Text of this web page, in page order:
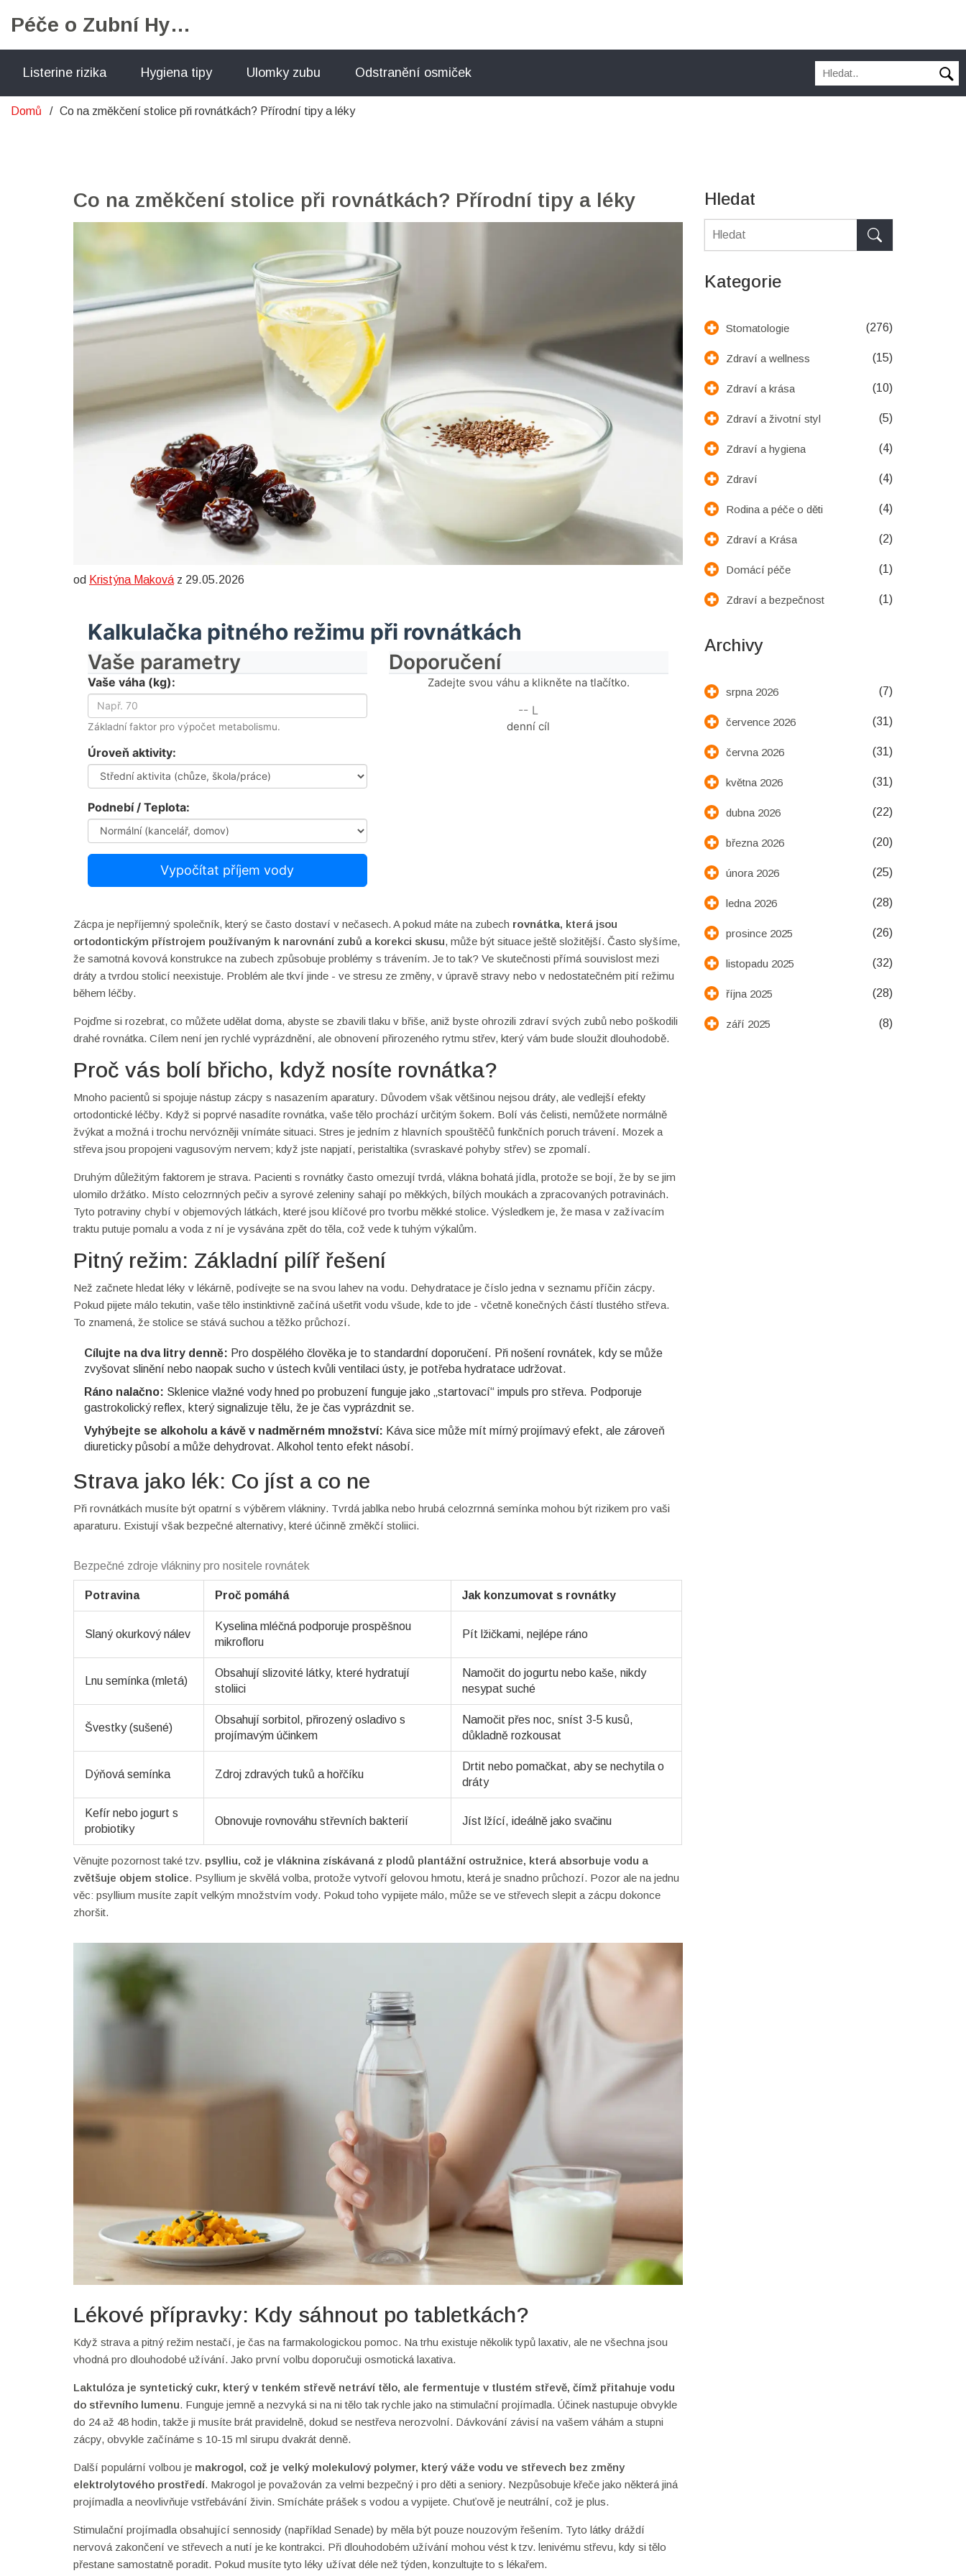
Péče o Zubní Hygienu
Listerine rizika Hygiena tipy Ulomky zubu Odstranění osmiček
Domů Co na změkčení stolice při rovnátkách? Přírodní tipy a léky
Co na změkčení stolice při rovnátkách? Přírodní tipy a léky
od Kristýna Maková z 29.05.2026
Kalkulačka pitného režimu při rovnátkách
Vaše parametry
Vaše váha (kg):
Základní faktor pro výpočet metabolismu.
Úroveň aktivity:
Podnebí / Teplota:
Vypočítat příjem vody
Doporučení
Zadejte svou váhu a klikněte na tlačítko.
-- L
denní cíl
Zácpa je nepříjemný společník, který se často dostaví v nečasech. A pokud máte na zubech rovnátka, která jsou
ortodontickým přístrojem používaným k narovnání zubů a korekci skusu, může být situace ještě složitější. Často slyšíme,
že samotná kovová konstrukce na zubech způsobuje problémy s trávením. Je to tak? Ve skutečnosti přímá souvislost mezi
dráty a tvrdou stolicí neexistuje. Problém ale tkví jinde - ve stresu ze změny, v úpravě stravy nebo v nedostatečném pití režimu
během léčby.
Pojďme si rozebrat, co můžete udělat doma, abyste se zbavili tlaku v břiše, aniž byste ohrozili zdraví svých zubů nebo poškodili
drahé rovnátka. Cílem není jen rychlé vyprázdnění, ale obnovení přirozeného rytmu střev, který vám bude sloužit dlouhodobě.
Proč vás bolí břicho, když nosíte rovnátka?
Mnoho pacientů si spojuje nástup zácpy s nasazením aparatury. Důvodem však většinou nejsou dráty, ale vedlejší efekty
ortodontické léčby. Když si poprvé nasadíte rovnátka, vaše tělo prochází určitým šokem. Bolí vás čelisti, nemůžete normálně
žvýkat a možná i trochu nervózněji vnímáte situaci. Stres je jedním z hlavních spouštěčů funkčních poruch trávení. Mozek a
střeva jsou propojeni vagusovým nervem; když jste napjatí, peristaltika (svraskavé pohyby střev) se zpomalí.
Druhým důležitým faktorem je strava. Pacienti s rovnátky často omezují tvrdá, vlákna bohatá jídla, protože se bojí, že by se jim
ulomilo držátko. Místo celozrnných pečiv a syrové zeleniny sahají po měkkých, bílých moukách a zpracovaných potravinách.
Tyto potraviny chybí v objemových látkách, které jsou klíčové pro tvorbu měkké stolice. Výsledkem je, že masa v zažívacím
traktu putuje pomalu a voda z ní je vysávána zpět do těla, což vede k tuhým výkalům.
Pitný režim: Základní pilíř řešení
Než začnete hledat léky v lékárně, podívejte se na svou lahev na vodu. Dehydratace je číslo jedna v seznamu příčin zácpy.
Pokud pijete málo tekutin, vaše tělo instinktivně začíná ušetřit vodu všude, kde to jde - včetně konečných částí tlustého střeva.
To znamená, že stolice se stává suchou a těžko průchozí.
Cílujte na dva litry denně: Pro dospělého člověka je to standardní doporučení. Při nošení rovnátek, kdy se může
zvyšovat slinění nebo naopak sucho v ústech kvůli ventilaci ústy, je potřeba hydratace udržovat.
Ráno nalačno: Sklenice vlažné vody hned po probuzení funguje jako „startovací“ impuls pro střeva. Podporuje
gastrokolický reflex, který signalizuje tělu, že je čas vyprázdnit se.
Vyhýbejte se alkoholu a kávě v nadměrném množství: Káva sice může mít mírný projímavý efekt, ale zároveň
diureticky působí a může dehydrovat. Alkohol tento efekt násobí.
Strava jako lék: Co jíst a co ne
Při rovnátkách musíte být opatrní s výběrem vlákniny. Tvrdá jablka nebo hrubá celozrnná semínka mohou být rizikem pro vaši
aparaturu. Existují však bezpečné alternativy, které účinně změkčí stoliici.
Bezpečné zdroje vlákniny pro nositele rovnátek
Potravina Proč pomáhá Jak konzumovat s rovnátky
Slaný okurkový nálev
Kyselina mléčná podporuje prospěšnou
mikrofloru
Pít lžičkami, nejlépe ráno
Lnu semínka (mletá)
Obsahují slizovité látky, které hydratují
stoliici
Namočit do jogurtu nebo kaše, nikdy
nesypat suché
Švestky (sušené)
Obsahují sorbitol, přirozený osladivo s
projímavým účinkem
Namočit přes noc, sníst 3-5 kusů,
důkladně rozkousat
Dýňová semínka Zdroj zdravých tuků a hořčíku
Drtit nebo pomačkat, aby se nechytila o
dráty
Kefír nebo jogurt s
probiotiky
Obnovuje rovnováhu střevních bakterií Jíst lžící, ideálně jako svačinu
Věnujte pozornost také tzv. psylliu, což je vláknina získávaná z plodů plantážní ostružnice, která absorbuje vodu a
zvětšuje objem stolice. Psyllium je skvělá volba, protože vytvoří gelovou hmotu, která je snadno průchozí. Pozor ale na jednu
věc: psyllium musíte zapít velkým množstvím vody. Pokud toho vypijete málo, může se ve střevech slepit a zácpu dokonce
zhoršit.
Lékové přípravky: Kdy sáhnout po tabletkách?
Když strava a pitný režim nestačí, je čas na farmakologickou pomoc. Na trhu existuje několik typů laxativ, ale ne všechna jsou
vhodná pro dlouhodobé užívání. Jako první volbu doporučuji osmotická laxativa.
Laktulóza je syntetický cukr, který v tenkém střevě netráví tělo, ale fermentuje v tlustém střevě, čímž přitahuje vodu
do střevního lumenu. Funguje jemně a nezvyká si na ni tělo tak rychle jako na stimulační projímadla. Účinek nastupuje obvykle
do 24 až 48 hodin, takže ji musíte brát pravidelně, dokud se nestřeva nerozvolní. Dávkování závisí na vašem váhám a stupni
zácpy, obvykle začínáme s 10-15 ml sirupu dvakrát denně.
Další populární volbou je makrogol, což je velký molekulový polymer, který váže vodu ve střevech bez změny
elektrolytového prostředí. Makrogol je považován za velmi bezpečný i pro děti a seniory. Nezpůsobuje křeče jako některá jiná
projímadla a neovlivňuje vstřebávání živin. Smícháte prášek s vodou a vypijete. Chuťově je neutrální, což je plus.
Stimulační projímadla obsahující sennosidy (například Senade) by měla být pouze nouzovým řešením. Tyto látky dráždí
nervová zakončení ve střevech a nutí je ke kontrakci. Při dlouhodobém užívání mohou vést k tzv. lenivému střevu, kdy si tělo
přestane samostatně poradit. Pokud musíte tyto léky užívat déle než týden, konzultujte to s lékařem.
Hledat
Kategorie
Stomatologie (276)
Zdraví a wellness (15)
Zdraví a krása (10)
Zdraví a životní styl (5)
Zdraví a hygiena (4)
Zdraví (4)
Rodina a péče o děti (4)
Zdraví a Krása (2)
Domácí péče (1)
Zdraví a bezpečnost (1)
Archivy
srpna 2026 (7)
července 2026 (31)
června 2026 (31)
května 2026 (31)
dubna 2026 (22)
března 2026 (20)
února 2026 (25)
ledna 2026 (28)
prosince 2025 (26)
listopadu 2025 (32)
října 2025 (28)
září 2025 (8)